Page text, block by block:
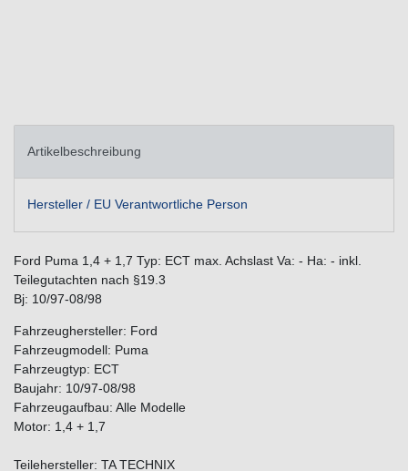
Artikelbeschreibung
Hersteller / EU Verantwortliche Person
Ford Puma 1,4 + 1,7 Typ: ECT max. Achslast Va: - Ha: - inkl.
Teilegutachten nach §19.3
Bj: 10/97-08/98
Fahrzeughersteller: Ford
Fahrzeugmodell: Puma
Fahrzeugtyp: ECT
Baujahr: 10/97-08/98
Fahrzeugaufbau: Alle Modelle
Motor: 1,4 + 1,7
Teilehersteller: TA TECHNIX